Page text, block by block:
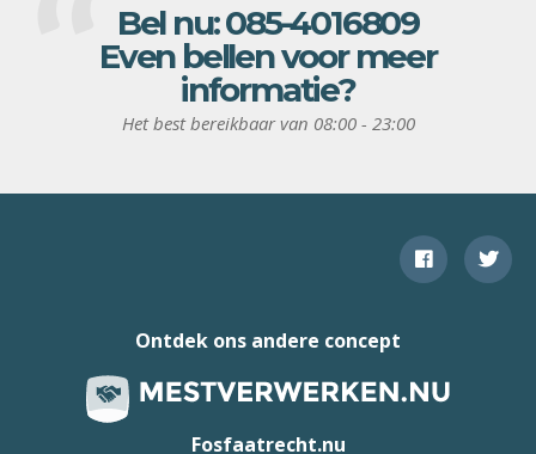
Bel nu:085-4016809
Even bellen voor meer
informatie?
Het best bereikbaar van 08:00 - 23:00
Fosfaatrecht.nu
Ontdek ons andere concept